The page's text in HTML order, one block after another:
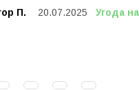
П. 20.07.2025 Угода